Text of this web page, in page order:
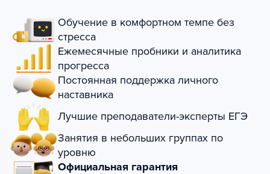
Обучение в комфортном темпе без
стресса
Ежемесячные пробники и аналитика
прогресса
Постоянная поддержка личного
наставника
Лучшие преподаватели-эксперты ЕГЭ
Занятия в небольших группах по
уровню
Официальная гарантия